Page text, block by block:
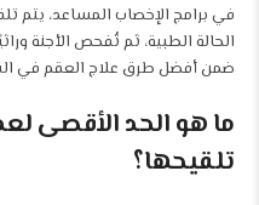
في برامج الإخصاب المساعد، يتم
الحالة الطبية، ثم تُفحص الأجنة
ضمن أفضل طرق علاج العقم في
ما هو الحد الأقصى
تلقيحها؟